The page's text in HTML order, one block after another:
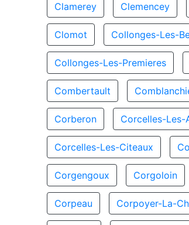
Clamerey Clemencey
Clomot Collonges-Les-
Collonges-Les-Premieres
Combertault
Corberon Corcelles-Les-
Corcelles-Les-Citeaux
Corgengoux Corgoloin
Corpeau Corpoyer-La-